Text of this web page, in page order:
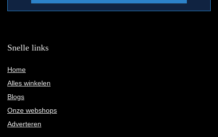
Snelle links
Home
Alles winkelen
Blogs
Onze webshops
Adverteren